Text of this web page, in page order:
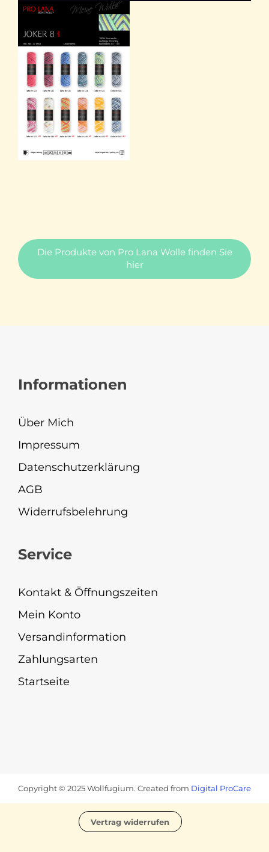
Die Produkte von Pro Lana Wolle finden Sie
hier
Informationen
Über Mich
Impressum
Datenschutzerklärung
AGB
Widerrufsbelehrung
Service
Kontakt & Öffnungszeiten
Mein Konto
Versandinformation
Zahlungsarten
Startseite
Copyright © 2025 Wollfugium. Created from Digital ProCare
Vertrag widerrufen